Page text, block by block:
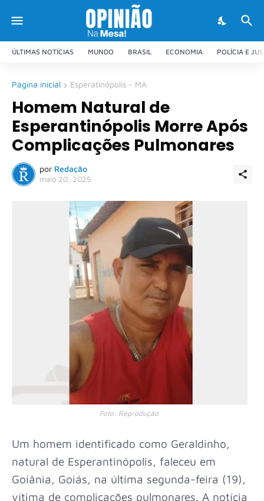
ÚLTIMAS NOTÍCIAS MUNDO BRASIL ECONOMIA POLÍCIA E
Página inicial Esperatinópolis - MA
Homem Natural de
Esperantinópolis Morre Após
Complicações Pulmonares
por Redação
maio 20, 2025
Foto: Reprodução
Um homem identificado como Geraldinho,
natural de Esperantinópolis, faleceu em
Goiânia, Goiás, na última segunda-feira (19),
vítima de complicações pulmonares. A notícia